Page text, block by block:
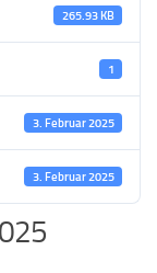
265.93 KB
1
3. Februar 2025
3. Februar 2025